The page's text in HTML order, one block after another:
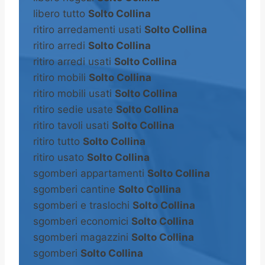
libero tutto Solto Collina
ritiro arredamenti usati Solto Collina
ritiro arredi Solto Collina
ritiro arredi usati Solto Collina
ritiro mobili Solto Collina
ritiro mobili usati Solto Collina
ritiro sedie usate Solto Collina
ritiro tavoli usati Solto Collina
ritiro tutto Solto Collina
ritiro usato Solto Collina
sgomberi appartamenti Solto Collina
sgomberi cantine Solto Collina
sgomberi e traslochi Solto Collina
sgomberi economici Solto Collina
sgomberi magazzini Solto Collina
sgomberi Solto Collina